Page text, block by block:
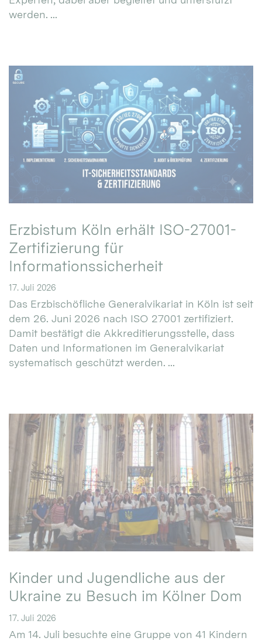
werden. ...
Erzbistum Köln erhält ISO-27001-
Zertifizierung für
Informationssicherheit
17. Juli 2026
Das Erzbischöfliche Generalvikariat in Köln ist seit
dem 26. Juni 2026 nach ISO 27001 zertifiziert.
Damit bestätigt die Akkreditierungsstelle, dass
Daten und Informationen im Generalvikariat
systematisch geschützt werden. ...
Kinder und Jugendliche aus der
Ukraine zu Besuch im Kölner Dom
17. Juli 2026
Am 14. Juli besuchte eine Gruppe von 41 Kindern